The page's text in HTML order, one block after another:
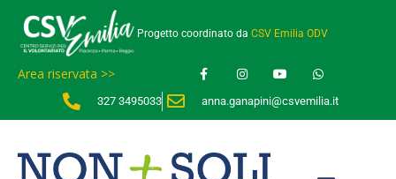
Progetto coordinato da CSV Emilia ODV
Area riservata >>
327 3495033 anna.ganapini@csvemilia.it